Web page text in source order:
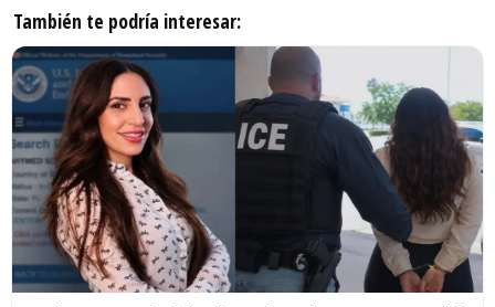
También te podría interesar: